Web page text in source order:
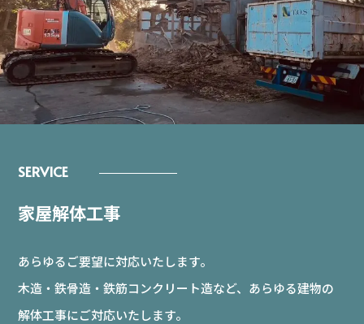
家屋解体工事
あらゆるご要望に対応いたします。
木造・鉄骨造・鉄筋コンクリート造など、あらゆる建物の
解体工事にご対応いたします。